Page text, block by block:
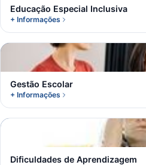
Educação Especial Inclusiva
+ Informações
G
Gestão Escolar
+ Informações
D
Dificuldades de Aprendizagem